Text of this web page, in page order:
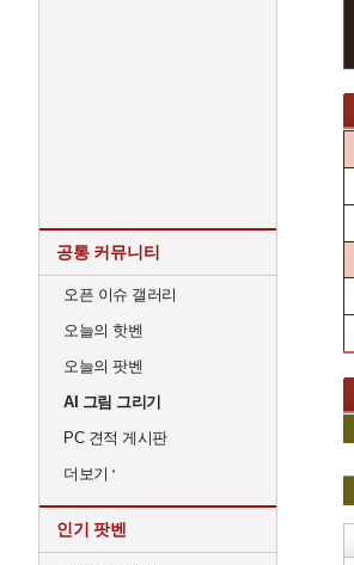
공통 커뮤니티
오픈 이슈 갤러리
오늘의 핫벤
오늘의 팟벤
AI 그림 그리기
PC 견적 게시판
더보기
인기 팟벤